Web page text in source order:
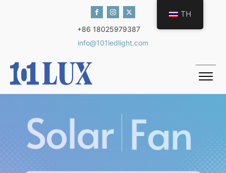
+86 18025979387
info@101ledlight.com
TH